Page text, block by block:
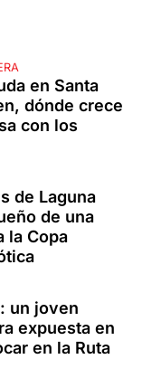
en Santa
dónde crece
con los
de Laguna
de una
la Copa
un joven
expuesta en
en la Ruta